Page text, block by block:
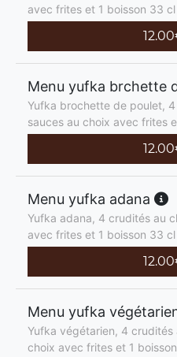
avec frites et 1 boisson 33
12.00
Menu yufka brchette
Yufka brochette de poulet,
sauces au choix avec frites
12.00
Menu yufka adana
Yufka adana, 4 crudités au
avec frites et 1 boisson 33
12.00
Menu yufka
Yufka végétarien, 4 crudités
choix avec frites et 1